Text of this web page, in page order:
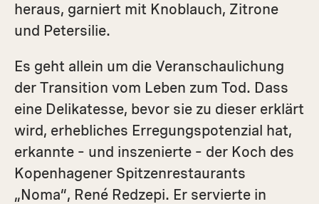
heraus, garniert mit Knoblauch, Zitrone
und Petersilie.
Es geht allein um die Veranschaulichung
der Transition vom Leben zum Tod. Dass
eine Delikatesse, bevor sie zu dieser erklärt
wird, erhebliches Erregungspotenzial hat,
erkannte – und inszenierte – der Koch des
Kopenhagener Spitzenrestaurants
„Noma“, René Redzepi. Er servierte in